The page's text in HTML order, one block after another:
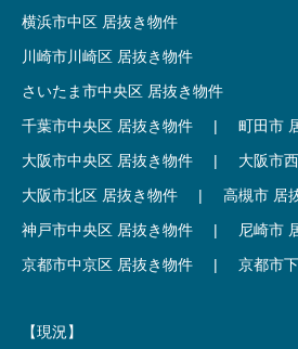
横浜市中区 居抜き物件
川崎市川崎区 居抜き物件
さいたま市中央区 居抜き物件
千葉市中央区 居抜き物件
|
町田市
大阪市中央区 居抜き物件
|
大阪市
大阪市北区 居抜き物件
|
高槻市 居
神戸市中央区 居抜き物件
|
尼崎市
京都市中京区 居抜き物件
| 京都市
【現況】